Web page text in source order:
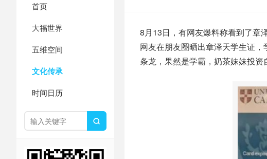
首页
大福世界
五维空间
文化传承
时间日历

8月13日，有网友爆料称看到了章
网友在朋友圈晒出章泽天学生证，
条龙，果然是学霸，奶茶妹妹投资